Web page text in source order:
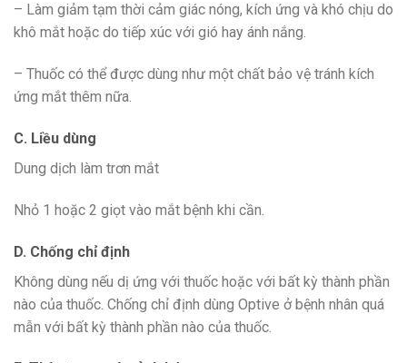
– Làm giảm tạm thời cảm giác nóng, kích ứng và khó chịu do
khô mắt hoặc do tiếp xúc với gió hay ánh nắng.
– Thuốc có thể được dùng như một chất bảo vệ tránh kích
ứng mắt thêm nữa.
C. Liều dùng
Dung dịch làm trơn mắt
Nhỏ 1 hoặc 2 giọt vào mắt bệnh khi cần.
D. Chống chỉ định
Không dùng nếu dị ứng với thuốc hoặc với bất kỳ thành phần
nào của thuốc. Chống chỉ định dùng Optive ở bệnh nhân quá
mẫn với bất kỳ thành phần nào của thuốc.